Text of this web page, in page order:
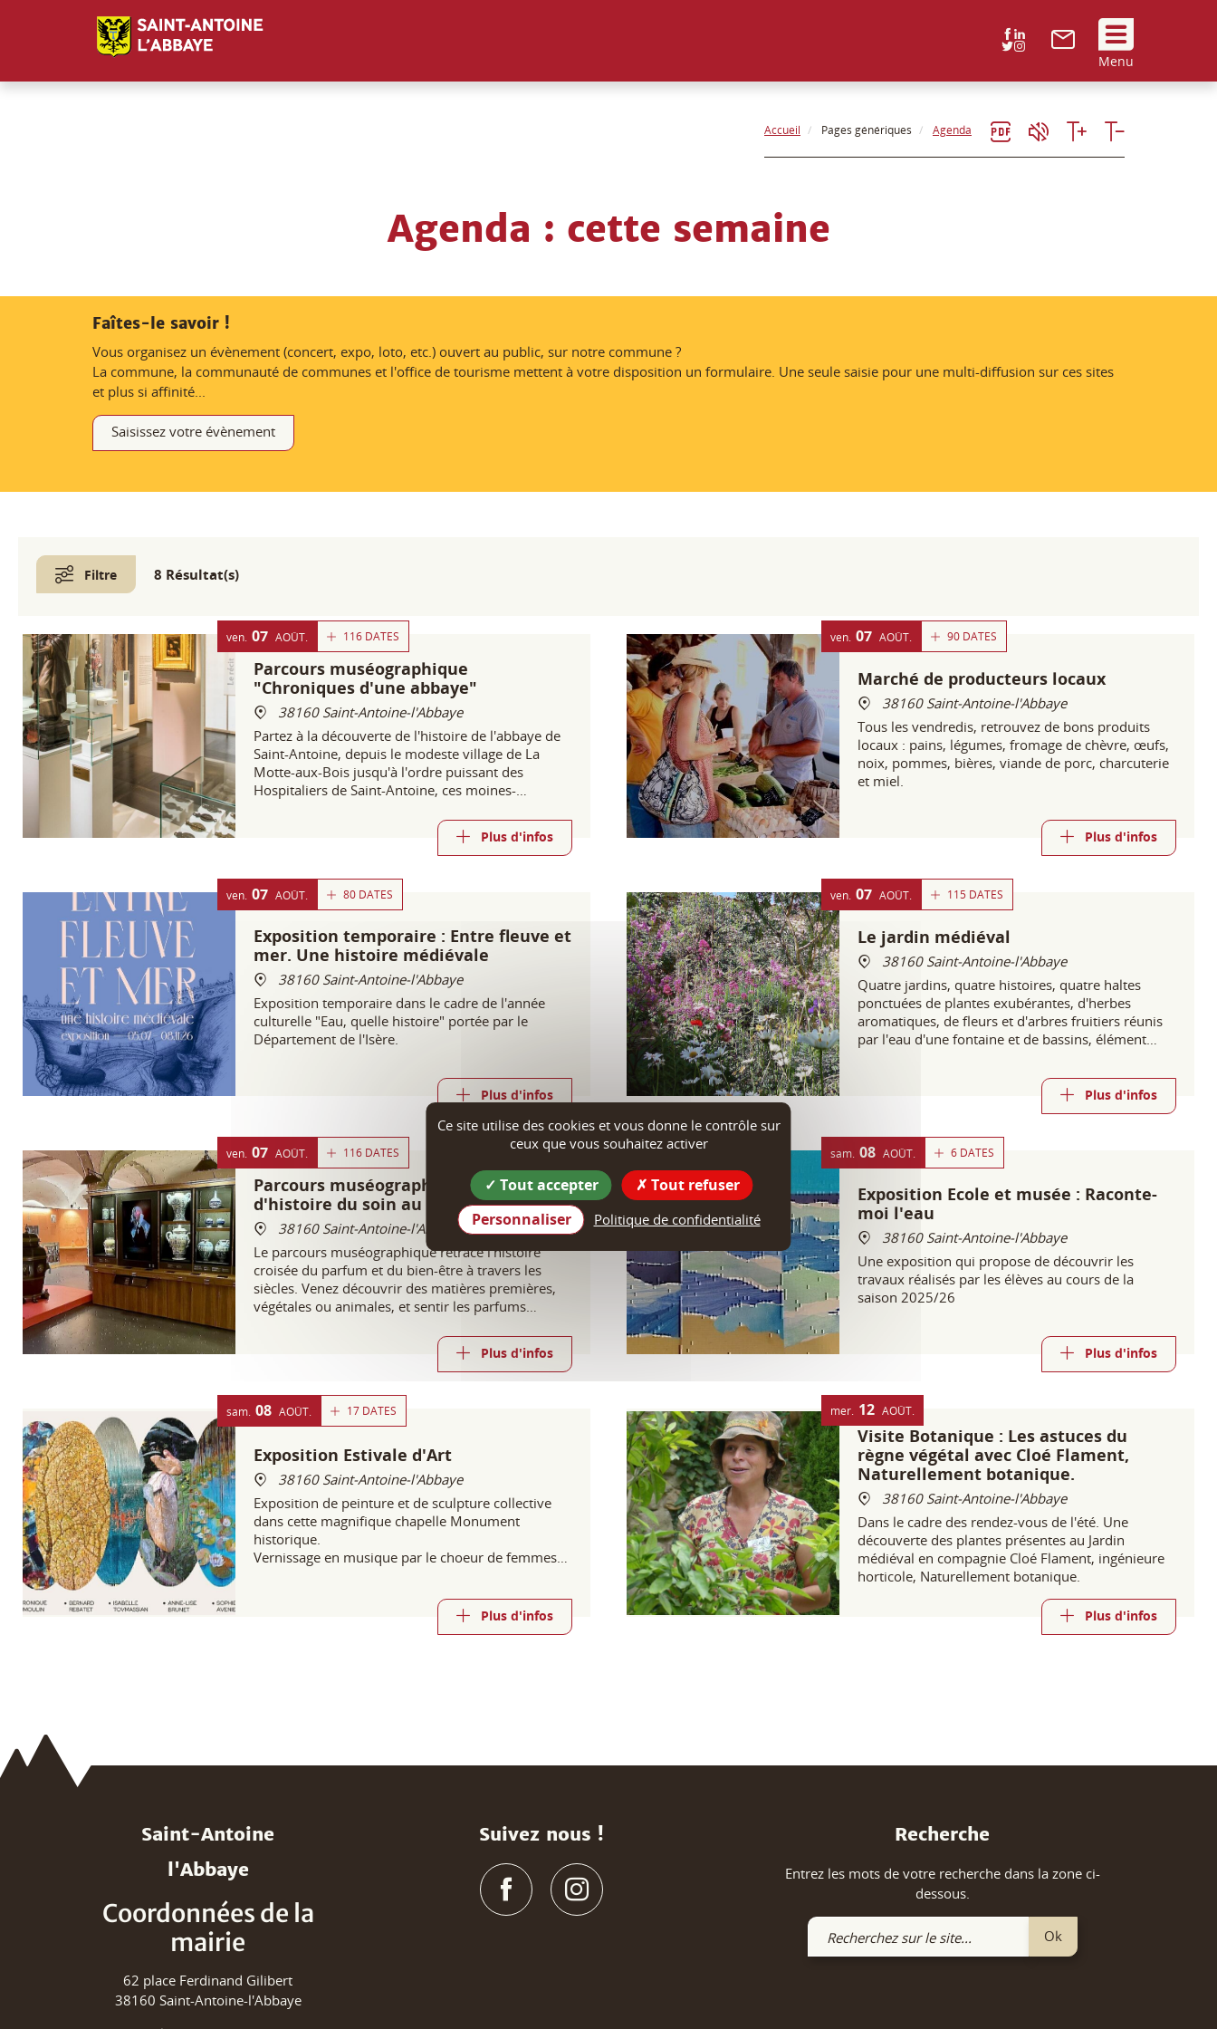
Suivez
!
Menu
Accueil Pages génériques Agenda
Agenda : cette semaine
Faîtes-le savoir !
Vous organisez un évènement (concert, expo, loto, etc.) ouvert au public, sur notre commune ?
La commune, la communauté de communes et l'office de tourisme mettent à votre disposition un formulaire. Une seule saisie pour une multi-diffusion sur ces sites
et plus si affinité...
Saisissez votre évènement
Filtre 8 Résultat(s)
116 DATES
ven. 07 AOÛT
Parcours muséographique
"Chroniques d'une abbaye"
38160 Saint-Antoine-l'Abbaye
Partez à la découverte de l'histoire de l'abbaye de
Saint-Antoine, depuis le modeste village de La
Motte-aux-Bois jusqu'à l'ordre puissant des
Hospitaliers de Saint-Antoine, ces moines-
Plus d'infos
90 DATES
ven. 07 AOÛT
Marché de producteurs locaux
38160 Saint-Antoine-l'Abbaye
Tous les vendredis, retrouvez de bons produits
locaux : pains, légumes, fromage de chèvre, œufs,
noix, pommes, bières, viande de porc, charcuterie
et miel.
Plus d'infos
80 DATES
ven. 07 AOÛT
Exposition temporaire : Entre fleuve et
mer. Une histoire médiévale
38160 Saint-Antoine-l'Abbaye
Exposition temporaire dans le cadre de l'année
culturelle "Eau, quelle histoire" portée par le
Département de l'Isère.
Plus d'infos
115 DATES
ven. 07 AOÛT
Le jardin médiéval
38160 Saint-Antoine-l'Abbaye
Quatre jardins, quatre histoires, quatre haltes
ponctuées de plantes exubérantes, d'herbes
aromatiques, de fleurs et d'arbres fruitiers réunis
par l'eau d'une fontaine et de bassins, élément
Plus d'infos
116 DATES
ven. 07 AOÛT
Parcours muséographique : Parfums
d'histoire du soin au bien-être
38160 Saint-Antoine-l'Abbaye
Le parcours muséographique retrace l'histoire
croisée du parfum et du bien-être à travers les
siècles. Venez découvrir des matières premières,
végétales ou animales, et sentir les parfums
Plus d'infos
6 DATES
sam. 08 AOÛT
Exposition Ecole et musée : Raconte-
moi l'eau
38160 Saint-Antoine-l'Abbaye
Une exposition qui propose de découvrir les
travaux réalisés par les élèves au cours de la
saison 2025/26
Plus d'infos
17 DATES
sam. 08 AOÛT
Exposition Estivale d'Art
38160 Saint-Antoine-l'Abbaye
Exposition de peinture et de sculpture collective
dans cette magnifique chapelle Monument
historique.
Vernissage en musique par le choeur de femmes
Plus d'infos
mer. 12 AOÛT
Visite Botanique : Les astuces du
règne végétal avec Cloé Flament,
Naturellement botanique.
38160 Saint-Antoine-l'Abbaye
Dans le cadre des rendez-vous de l'été. Une
découverte des plantes présentes au Jardin
médiéval en compagnie Cloé Flament, ingénieure
horticole, Naturellement botanique.
Plus d'infos
Saint-Antoine
l'Abbaye
Coordonnées de la
mairie
62 place Ferdinand Gilibert
38160 Saint-Antoine-l'Abbaye
Suivez nous ! Recherche
Entrez les mots de votre recherche dans la zone ci-
dessous.
Recherchez
sur
Ok
Ce site utilise des cookies et vous donne le contrôle sur
ceux que vous souhaitez activer
Tout accepter
Tout refuser
Personnaliser
Politique de confidentialité